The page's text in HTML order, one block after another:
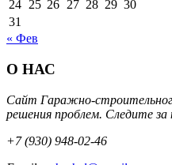
24 25 26 27 28 29 30
31
« Фев
О НАС
Сайт Гаражно-
решения проблем. Следите
+7 (930) 948-02-46